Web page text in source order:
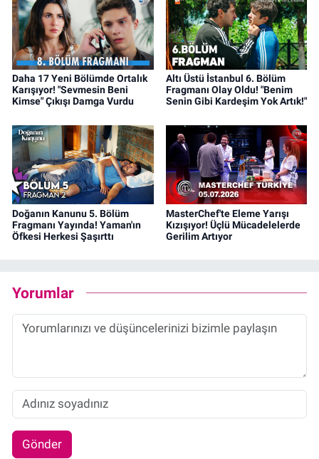
Daha 17 Yeni Bölümde Ortalık
Karışıyor! "Sevmesin Beni
Kimse" Çıkışı Damga Vurdu
Altı Üstü İstanbul 6. Bölüm
Fragmanı Olay Oldu! "Benim
Senin Gibi Kardeşim Yok Artık!"
Doğanın Kanunu 5. Bölüm
Fragmanı Yayında! Yaman'ın
Öfkesi Herkesi Şaşırttı
MasterChef'te Eleme Yarışı
Kızışıyor! Üçlü Mücadelelerde
Gerilim Artıyor
Yorumlar
Gönder